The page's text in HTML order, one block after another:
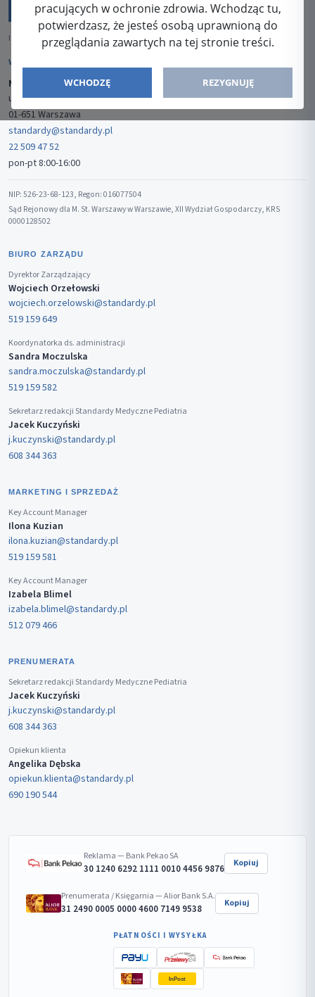
pracujących w ochronie zdrowia. Wchodząc tu,
potwierdzasz, że jesteś osobą uprawnioną do
przeglądania zawartych na tej stronie treści.
WCHODZĘ REZYGNUJĘ
ISSN: 2080-5438
WYDAWCA
Media-Press Sp. z o.o.
ul. Gwiaździsta 7B/8
01-651 Warszawa
standardy@standardy.pl
22 509 47 52
pon-pt 8:00-16:00
NIP: 526-23-68-123, Regon: 016077504
Sąd Rejonowy dla M. St. Warszawy w Warszawie, XII Wydział Gospodarczy, KRS
0000128502
BIURO ZARZĄDU
Dyrektor Zarządzający
Wojciech Orzełowski
wojciech.orzelowski@standardy.pl
519 159 649
Koordynatorka ds. administracji
Sandra Moczulska
sandra.moczulska@standardy.pl
519 159 582
Sekretarz redakcji Standardy Medyczne Pediatria
Jacek Kuczyński
j.kuczynski@standardy.pl
608 344 363
MARKETING I SPRZEDAŻ
Key Account Manager
Ilona Kuzian
ilona.kuzian@standardy.pl
519 159 581
Key Account Manager
Izabela Blimel
izabela.blimel@standardy.pl
512 079 466
PRENUMERATA
Sekretarz redakcji Standardy Medyczne Pediatria
Jacek Kuczyński
j.kuczynski@standardy.pl
608 344 363
Opiekun klienta
Angelika Dębska
opiekun.klienta@standardy.pl
690 190 544
Reklama — Bank Pekao SA
30 1240 6292 1111 0010 4456 9876 Kopiuj
Prenumerata / Księgarnia — Alior Bank S.A.
31 2490 0005 0000 4600 7149 9538 Kopiuj
PŁATNOŚCI I WYSYŁKA
InPost